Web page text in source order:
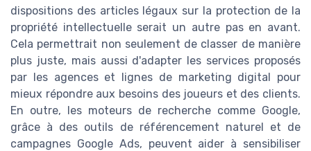
dispositions des articles légaux sur la protection de la
propriété intellectuelle serait un autre pas en avant.
Cela permettrait non seulement de classer de manière
plus juste, mais aussi d'adapter les services proposés
par les agences et lignes de marketing digital pour
mieux répondre aux besoins des joueurs et des clients.
En outre, les moteurs de recherche comme Google,
grâce à des outils de référencement naturel et de
campagnes Google Ads, peuvent aider à sensibiliser